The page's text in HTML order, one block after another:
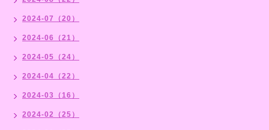
2024-07（20）
2024-06（21）
2024-05（24）
2024-04（22）
2024-03（16）
2024-02（25）